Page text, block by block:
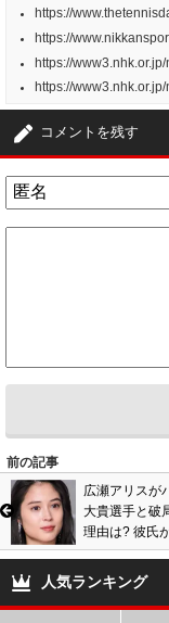
https://
https://
https://
https://
コメントを残す
前の記事
広瀬アリスが
大貴選手と破
理由は? 彼氏
ナ感染で心配
婚目前で交際
人気ランキング